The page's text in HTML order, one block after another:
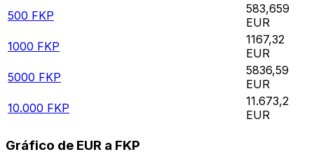
500 FKP
583,659
EUR
1000 FKP
1167,32
EUR
5000 FKP
5836,59
EUR
10.000 FKP
11.673,2
EUR
Gráfico de EUR a FKP